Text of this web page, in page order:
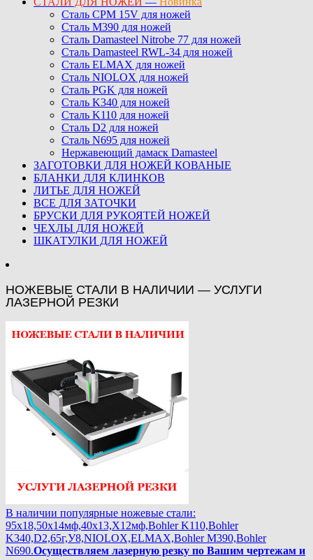
Сталь CPM 15V для ножей
Сталь M390 для ножей
Сталь Damasteel Nitrobe 77 для ножей
Сталь Damasteel RWL-34 для ножей
Сталь ELMAX для ножей
Сталь NIOLOX для ножей
Сталь PGK для ножей
Сталь K340 для ножей
Сталь K110 для ножей
Сталь D2 для ножей
Сталь N695 для ножей
Нержавеющий дамаск Damasteel
ЗАГОТОВКИ ДЛЯ НОЖЕЙ КОВАНЫЕ
БЛАНКИ ДЛЯ КЛИНКОВ
ЛИТЬЕ ДЛЯ НОЖЕЙ
ВСЕ ДЛЯ ЗАТОЧКИ
БРУСКИ ДЛЯ РУКОЯТЕЙ НОЖЕЙ
ЧЕХЛЫ ДЛЯ НОЖЕЙ
ШКАТУЛКИ ДЛЯ НОЖЕЙ
НОЖЕВЫЕ СТАЛИ В НАЛИЧИИ — УСЛУГИ
ЛАЗЕРНОЙ РЕЗКИ
В наличии популярные ножевые стали:
95х18,50х14мф,40х13,Х12мф,Bohler K110,Bohler
K340,D2,65г,У8,NIOLOX,ELMAX,Bohler М390,Bohler
N690.Осуществляем лазерную резку по Вашим чертежам и